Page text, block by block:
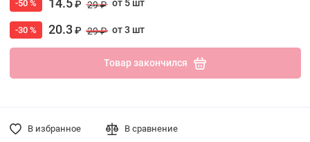
-50 % ₽ 29 ₽ от 5 шт
-30 % 20.3₽ 29 ₽ от 3 шт
Товар закончился
В избранное В сравнение